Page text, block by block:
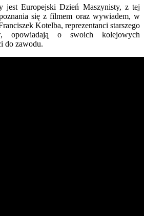
jest Europejski Dzień Maszynisty, z tej
się z filmem oraz wywiadem, w
Kotelba, reprezentanci starszego
opowiadają o swoich kolejowych
do zawodu.